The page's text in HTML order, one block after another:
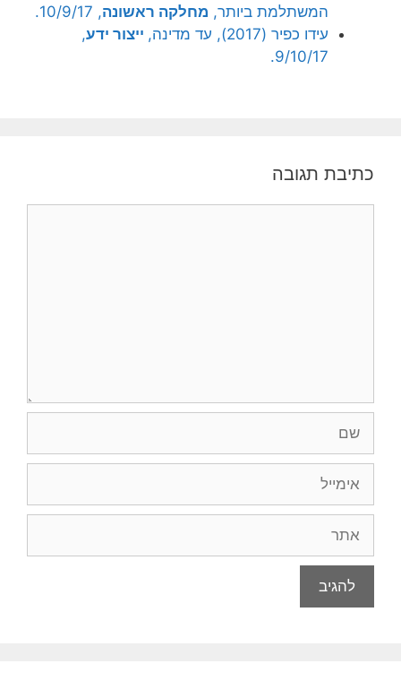
המשתלמת ביותר, מחלקה ראשונה, 10/9/17.
עידו כפיר (2017), עד מדינה,
ייצור ידע,
9/10/17.
כתיבת תגובה